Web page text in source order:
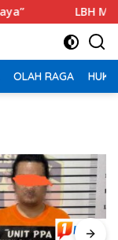
‎LBH Medan Soroti
OLAH RAGA